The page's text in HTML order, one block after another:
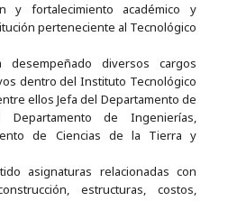
y fortalecimiento académico y
perteneciente al Tecnológico
diversos cargos
dentro del Instituto Tecnológico
ellos Jefa del Departamento de
Departamento de Ingenierías,
de Ciencias de la Tierra y
asignaturas relacionadas con
estructuras, costos,